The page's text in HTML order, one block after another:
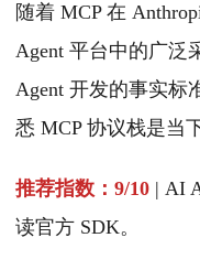
随着 MCP 在
Agent 平台中的广泛
Agent 开发的事实标
悉 MCP 协议栈是当
推荐指数：9/10 | AI
读官方 SDK。